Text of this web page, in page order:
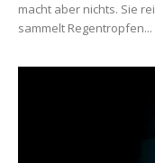
macht aber nichts. Sie
sammelt Regentropfen...